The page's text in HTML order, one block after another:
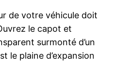
de votre véhicule doit
le capot et
surmonté d’un
le plaine d’expansion